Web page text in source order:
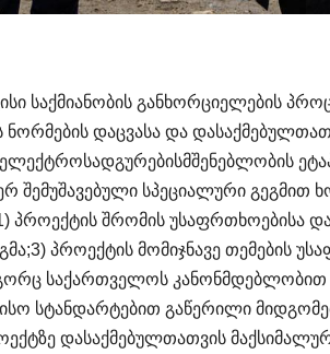
საქმიანობის განხორციელების
დაცვასა და
შემუშავებული სპეციალური
პროექტის შრომის უსაფრთხოებისა
პროექტის მომიჯნავე თემების
საქართველოს კანონმდებლობით
სტანდარტებით გაწერილი
დასაქმებულთათვის